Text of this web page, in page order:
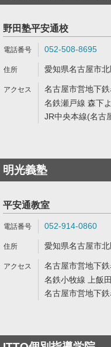
野田塾平安通校
052-508-8695
愛知県名古屋市
名古屋市営地下
名鉄瀬戸線 森下
JR中央本線(名古
明光義塾
平安通教室
052-914-0860
愛知県名古屋市
名古屋市営地下
名鉄小牧線 上飯
名古屋市営地下